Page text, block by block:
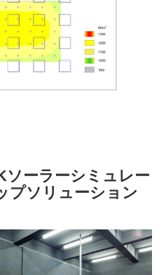
ソーラーシミュレー
プソリューション